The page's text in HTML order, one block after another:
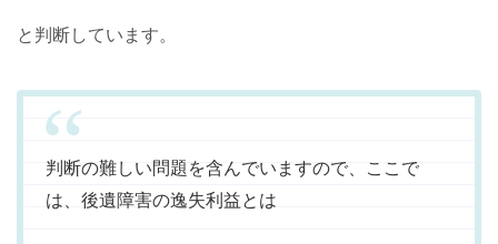
と判断しています。
判断の難しい問題を含んでいますので、ここで
は、後遺障害の逸失利益とは